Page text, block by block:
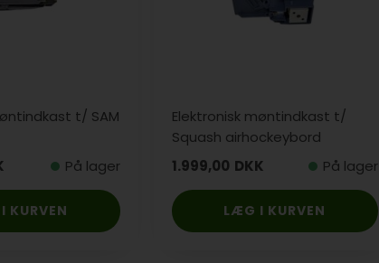
t/ SAM
På lager
Elektronisk møntindkast t/
Squash airhockeybord
1.999,00 DKK På lager